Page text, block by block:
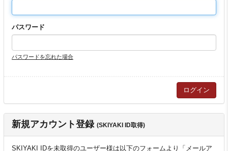
パスワード
パスワードを忘れた場合
新規アカウント登録 (SKIYAKI ID取得)
SKIYAKI IDを未取得のユーザー様は以下のフォームより「メールア